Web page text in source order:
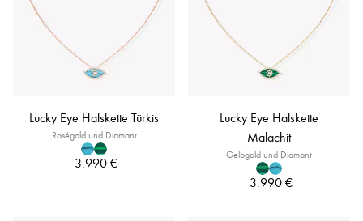
Lucky Eye Halskette Türkis
Roségold und Diamant
3.990 €
Lucky Eye Halskette
Malachit
Gelbgold und Diamant
3.990 €